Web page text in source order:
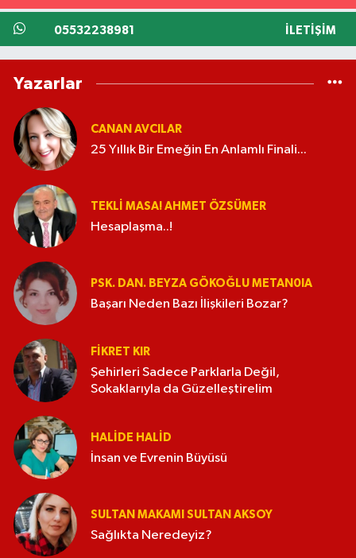
05532238981 İLETIŞIM
Yazarlar
CANAN AVCILAR
25 Yıllık Bir Emeğin En Anlamlı Finali...
TEKLI MASA! AHMET ÖZSÜMER
Hesaplaşma..!
PSK. DAN. BEYZA GÖKOĞLU METAN0IA
Başarı Neden Bazı İlişkileri Bozar?
FIKRET KIR
Şehirleri Sadece Parklarla Değil,
Sokaklarıyla da Güzelleştirelim
HALIDE HALID
İnsan ve Evrenin Büyüsü
SULTAN MAKAMI SULTAN AKSOY
Sağlıkta Neredeyiz?